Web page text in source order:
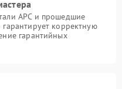
APC и прошедшие
корректную
гарантийных